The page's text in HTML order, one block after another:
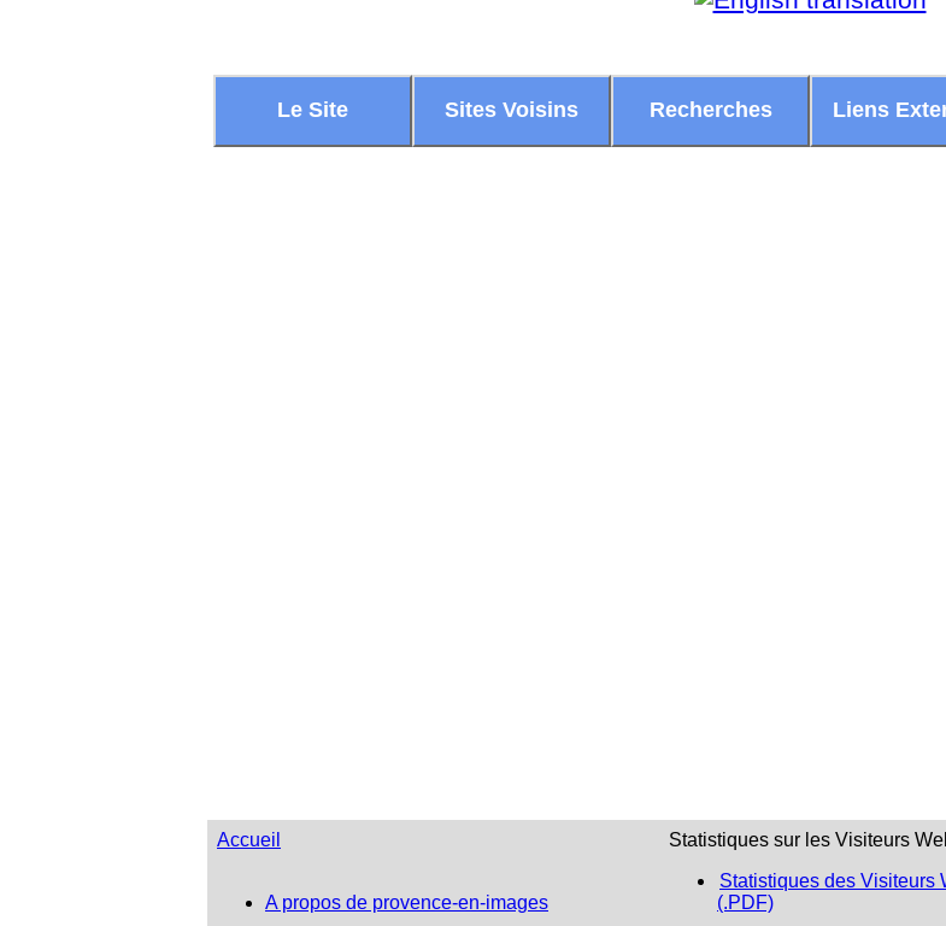
Le Site Sites Voisins Recherches Liens
Accueil
A propos de provence-en-images
Statistiques sur les Visiteurs
Statistiques des Visiteurs
(.PDF)